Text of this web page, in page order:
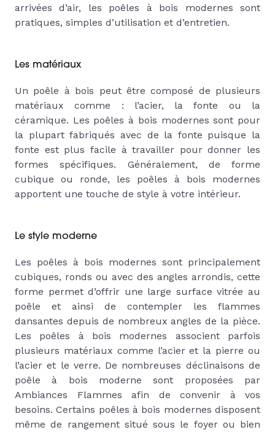
arrivées d’air, les poêles à bois modernes sont
pratiques, simples d’utilisation et d’entretien.
Les matériaux
Un poêle à bois peut être composé de plusieurs
matériaux comme : l’acier, la fonte ou la
céramique. Les poêles à bois modernes sont pour
la plupart fabriqués avec de la fonte puisque la
fonte est plus facile à travailler pour donner les
formes spécifiques. Généralement, de forme
cubique ou ronde, les poêles à bois modernes
apportent une touche de style à votre intérieur.
Le style moderne
Les poêles à bois modernes sont principalement
cubiques, ronds ou avec des angles arrondis, cette
forme permet d’offrir une large surface vitrée au
poêle et ainsi de contempler les flammes
dansantes depuis de nombreux angles de la pièce.
Les poêles à bois modernes associent parfois
plusieurs matériaux comme l’acier et la pierre ou
l’acier et le verre. De nombreuses déclinaisons de
poêle à bois moderne sont proposées par
Ambiances Flammes afin de convenir à vos
besoins. Certains poêles à bois modernes disposent
même de rangement situé sous le foyer ou bien